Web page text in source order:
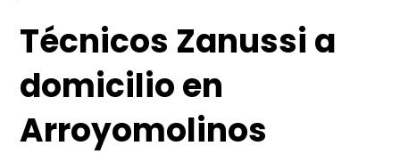
Técnicos Zanussi a
domicilio en
Arroyomolinos